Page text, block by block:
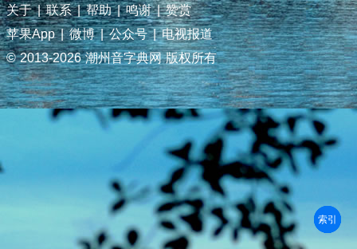
关于 | 联系 | 帮助 | 鸣谢 | 赞赏
苹果App | 微博 | 公众号 | 电视报道
© 2013-2026 潮州音字典网 版权所有
部首
笔划
拼音
潮拼